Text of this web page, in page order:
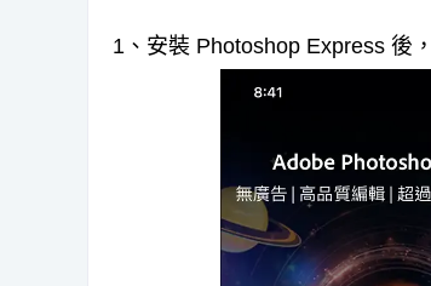
1、安裝 Photoshop Express 後